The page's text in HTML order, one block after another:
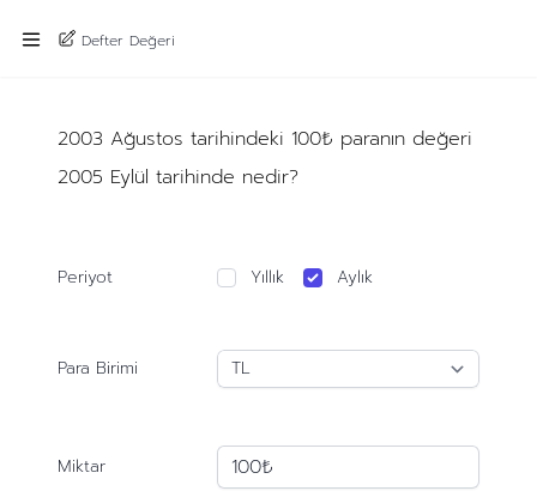
Defter Değeri
2003 Ağustos tarihindeki 100₺ paranın değeri
2005 Eylül tarihinde nedir?
Periyot Yıllık Aylık
Para Birimi
Miktar